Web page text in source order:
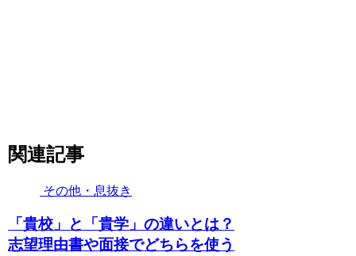
関連記事
その他・息抜き
「貴校」と「貴学」の違いとは？
志望理由書や面接でどちらを使う